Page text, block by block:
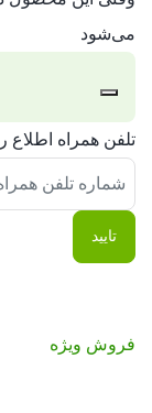
می‌شود
کردن
اعلان
تلفن همراه اطلاع
تایید
فروش ویژه